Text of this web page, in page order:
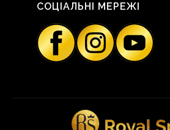
СОЦІАЛЬНІ МЕРЕЖІ